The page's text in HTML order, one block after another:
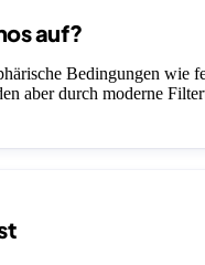
auf?
Bedingungen wie
aber durch moderne